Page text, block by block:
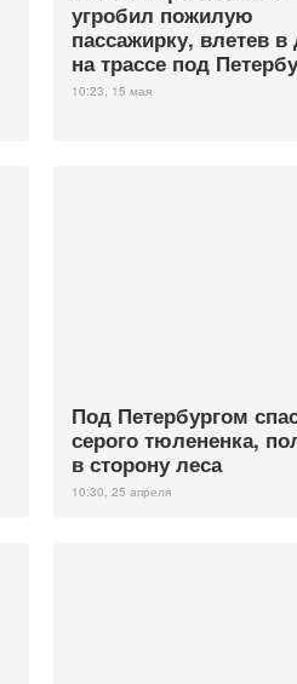
угробил пожилую
пассажирку, влетев в
на трассе под
10:23, 15 мая
Под Петербургом
серого тюлененка,
в сторону леса
10:30, 25 апреля